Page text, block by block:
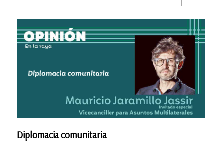
Diplomacia comunitaria